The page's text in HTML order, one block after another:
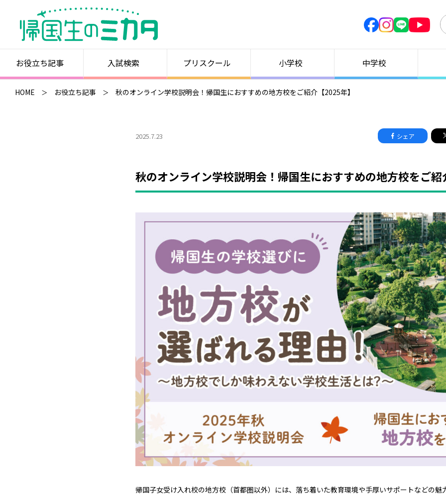
お役立ち記事 入試検索 プリスクール 小学校 中学校
HOME お役立ち記事 秋のオンライン学校説明会！帰国生におすすめの地方校をご紹介【2025年】
2025.7.23 シェア
秋のオンライン学校説明会！帰国生におすすめの地方校をご
帰国子女受け入れ校の地方校（首都圏以外）には、落ち着いた教育環境や手厚いサポートなどの魅